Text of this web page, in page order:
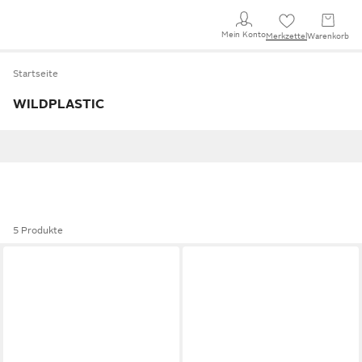
Mein KontoMerkzettel Warenkorb
Startseite
WILDPLASTIC
5 Produkte